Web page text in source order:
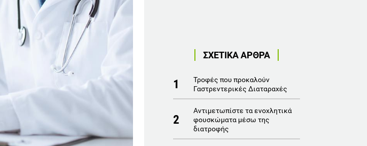
ΣΧΕΤΙΚΑ ΑΡΘΡΑ
1
Τροφές που προκαλούν
Γαστρεντερικές Διαταραχές
2
Αντιμετωπίστε τα ενοχλητικά
φουσκώματα μέσω της
διατροφής